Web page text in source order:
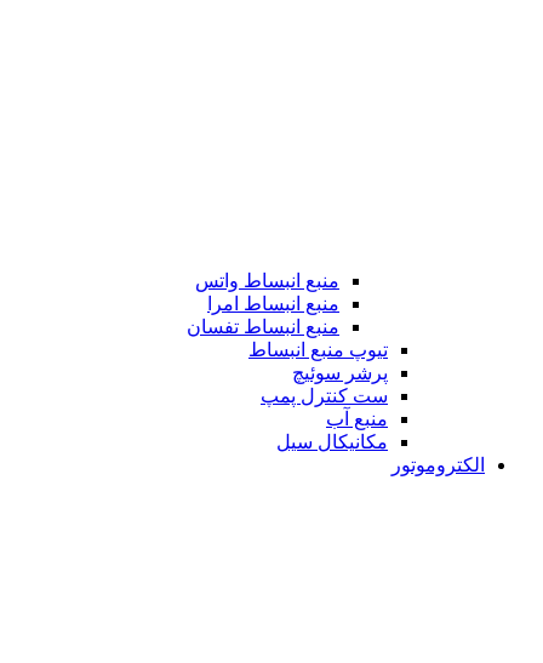
منبع انبساط واتس
منبع انبساط امرا
منبع انبساط تفسان
تیوپ منبع انبساط
پرشر سوئیچ
ست کنترل پمپ
منبع آب
مکانیکال سیل
الکتروموتور